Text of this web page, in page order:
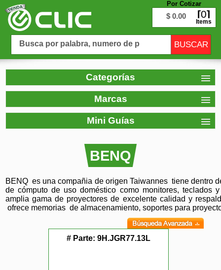
Por Cotizar
$ 0.00 0
Items
Categorías
Marcas
Mini Guías
BENQ
BENQ es una compañia de origen Taiwannes tiene dentro
de cómputo de uso doméstico como monitores, teclados
amplia gama de proyectores de excelente calidad y
ofrece memorias de almacenamiento, soportes para
# Parte: 9H.JGR77.13L